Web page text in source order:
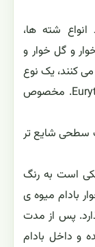
شته ها،
و گل خوار و
کنند، یک نوع
مغز خوار بادام به نام Eurytoma amigdali end. مخصوص
سطحی شایع تر
است به رنگ
بادام میوه ی
پس از مدت
و داخل بادام